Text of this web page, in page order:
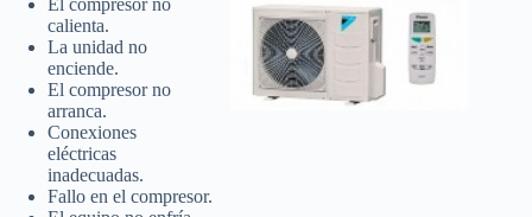
El compresor no
calienta.
La unidad no
enciende.
El compresor no
arranca.
Conexiones
eléctricas
inadecuadas.
Fallo en el compresor.